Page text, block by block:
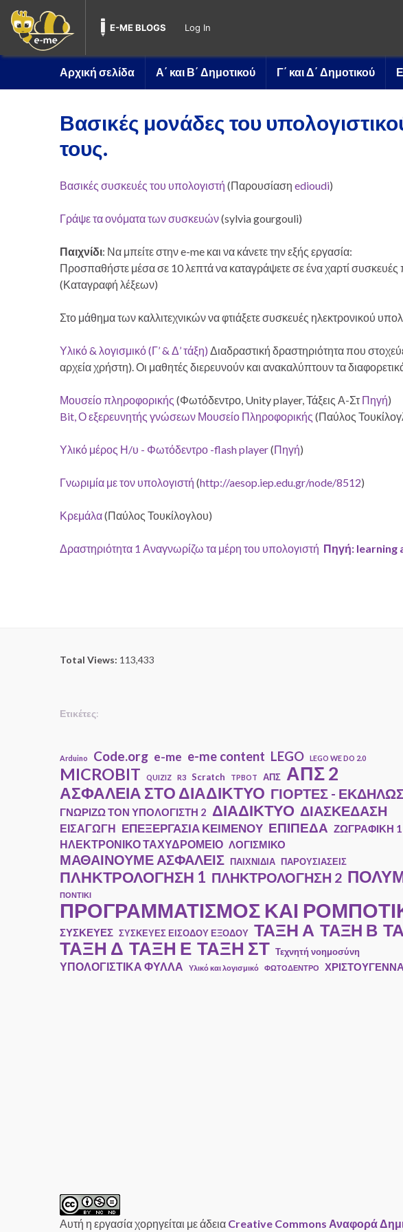
E-ME BLOGS Log In
Αρχική σελίδα Α΄ και Β΄ Δημοτικού Γ΄ και Δ΄ Δημοτικού
Βασικές μονάδες του
τους.
Βασικές συσκευές του υπολογιστή (Παρουσίαση edioudi)
Γράψε τα ονόματα των συσκευών(sylvia gourgouli)
Παιχνίδι: Να μπείτε στην e-me και να κάνετε την εξής εργασία:
Προσπαθήστε μέσα σε 10 λεπτά να καταγράψετε σε ένα χαρτί συσκευές
(Καταγραφή λέξεων)
Στο μάθημα των καλλιτεχνικών να φτιάξετε συσκευές ηλεκτρονικού
Υλικό & λογισμικό (Γ’ & Δ’ τάξη) Διαδραστική δραστηριότητα που
αρχεία χρήστη). Οι μαθητές διερευνούν και ανακαλύπτουν τα
Μουσείο πληροφορικής (Φωτόδεντρο, Unity player, Τάξεις Α-ΣτΠηγή)
Bit, Ο εξερευνητής γνώσεων Μουσείο Πληροφορικής (Παύλος
Υλικό μέρος Η/υ - Φωτόδεντρο -flash player(Πηγή)
Γνωριμία με τον υπολογιστή (http://aesop.iep.edu.gr/node/8512)
Κρεμάλα(Παύλος Τουκίλογλου)
Δραστηριότητα 1 Αναγνωρίζω τα μέρη του υπολογιστή Πηγή: learning
Total Views: 113,433
Ετικέτες:
Arduino Code.org e-me e-me content LEGO LEGO WE DO 2.0
MICROBIT QUIZIZ R3 Scratch TPBOT ΑΠΣ ΑΠΣ 2
ΑΣΦΑΛΕΙΑ ΣΤΟ ΔΙΑΔΙΚΤΥΟ ΓΙΟΡΤΕΣ -
ΓΝΩΡΙΖΩ ΤΟΝ ΥΠΟΛΟΓΙΣΤΗ 2 ΔΙΑΔΙΚΤΥΟ ΔΙΑΣΚΕΔΑΣΗ
ΕΙΣΑΓΩΓΗ ΕΠΕΞΕΡΓΑΣΙΑ ΚΕΙΜΕΝΟΥ ΕΠΙΠΕΔΑ ΖΩΓΡΑΦΙΚΗ 1
ΗΛΕΚΤΡΟΝΙΚΟ ΤΑΧΥΔΡΟΜΕΙΟ ΛΟΓΙΣΜΙΚΟ
ΜΑΘΑΙΝΟΥΜΕ ΑΣΦΑΛΕΙΣ ΠΑΙΧΝΙΔΙΑ ΠΑΡΟΥΣΙΑΣΕΙΣ
ΠΛΗΚΤΡΟΛΟΓΗΣΗ 1 ΠΛΗΚΤΡΟΛΟΓΗΣΗ 2
ΠΟΝΤΙΚΙ
ΠΡΟΓΡΑΜΜΑΤΙΣΜΟΣ ΚΑΙ
ΣΥΣΚΕΥΕΣ ΣΥΣΚΕΥΕΣ ΕΙΣΟΔΟΥ ΕΞΟΔΟΥ ΤΑΞΗ Α ΤΑΞΗ Β
ΤΑΞΗ Δ ΤΑΞΗ Ε ΤΑΞΗ ΣΤ Τεχνητή νοημοσύνη
ΥΠΟΛΟΓΙΣΤΙΚΑ ΦΥΛΛΑ Υλικό και λογισμικό ΦΩΤΟΔΕΝΤΡΟ ΧΡΙΣΤΟΥΓΕΝΝΑ
Αυτή η εργασία χορηγείται με άδεια Creative Commons Αναφορά